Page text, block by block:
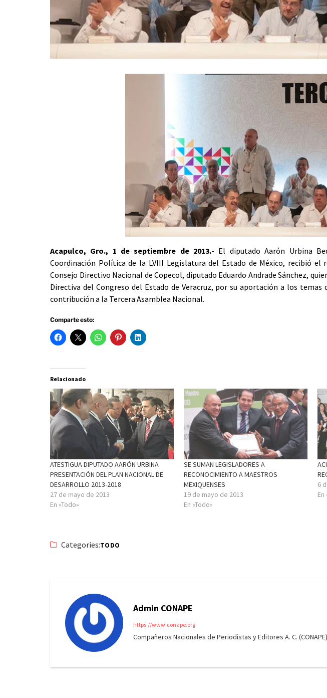
Acapulco, Gro., 1 de septiembre de 2013.- El diputado Aarón Urbina
Coordinación Política de la LVIII Legislatura del Estado de México, recibió el
Consejo Directivo Nacional de Copecol, diputado Eduardo Andrade Sánchez,
Directiva del Congreso del Estado de Veracruz, por su aportación a los
contribución a la Tercera Asamblea Nacional.
Comparte esto:
Relacionado
ATESTIGUA DIPUTADO AARÓN URBINA
PRESENTACIÓN DEL PLAN NACIONAL DE
DESARROLLO 2013-2018
27 de mayo de 2013
En «Todo»
SE SUMAN LEGISLADORES A
RECONOCIMIENTO A MAESTROS
MEXIQUENSES
19 de mayo de 2013
En «Todo»
6
En
Categories:TODO
Admin CONAPE
https://www.conape.org
Compañeros Nacionales de Periodistas y Editores A. C. (CONAPE)